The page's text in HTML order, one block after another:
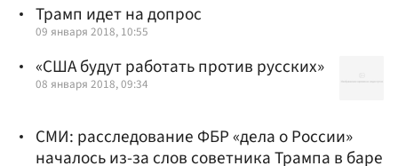
Трамп идет на допрос
09 января 2018, 10:55
«США будут работать против русских»
08 января 2018, 09:34
СМИ: расследование ФБР «дела о России»
началось из-за слов советника Трампа в баре